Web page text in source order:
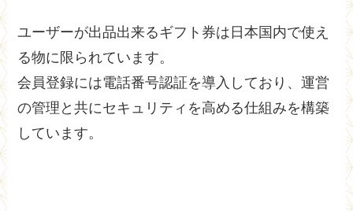
ユーザーが出品出来るギフト券は日本国内で使え
る物に限られています。
会員登録には電話番号認証を導入しており、運営
の管理と共にセキュリティを高める仕組みを構築
しています。